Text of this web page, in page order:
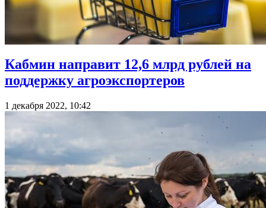
Кабмин направит 12,6 млрд рублей на
поддержку агроэкспортеров
1 декабря 2022, 10:42